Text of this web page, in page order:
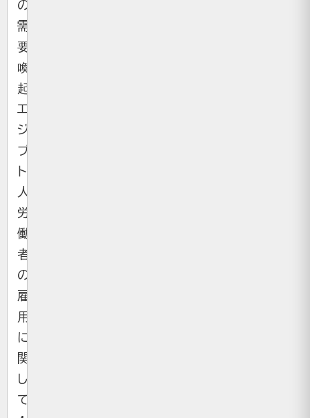
の
需
要
喚
起、
エ
ジ
プ
ト
人
労
働
者
の
雇
用
に
関
し
て、